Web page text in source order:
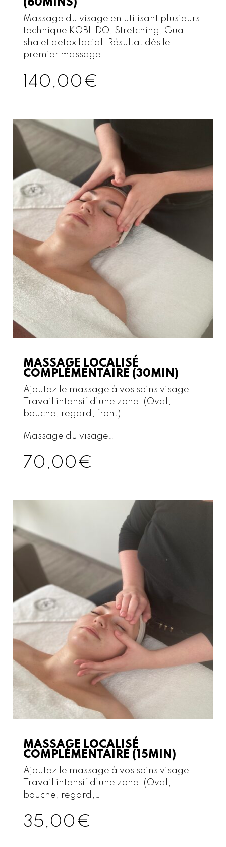
(60MINS)
Massage du visage en utilisant plusieurs
technique KOBI-DO, Stretching, Gua-
sha et detox facial. Résultat dès le
premier massage.…
140,00 €
MASSAGE LOCALISÉ
COMPLÉMENTAIRE (30MIN)
Ajoutez le massage à vos soins visage.
Travail intensif d’une zone. (Oval,
bouche, regard, front)
Massage du visage…
70,00 €
MASSAGE LOCALISÉ
COMPLÉMENTAIRE (15MIN)
Ajoutez le massage à vos soins visage.
Travail intensif d’une zone. (Oval,
bouche, regard,…
35,00 €